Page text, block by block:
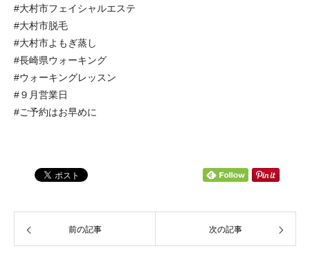
#大村市フェイシャルエステ
#大村市脱毛
#大村市よもぎ蒸し
#長崎県ウォーキング
#ウォーキングレッスン
#９月営業日
#ご予約はお早めに
前の記事 次の記事